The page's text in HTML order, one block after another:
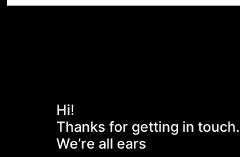
Hi!
Thanks for getting in touch.
We’re all ears